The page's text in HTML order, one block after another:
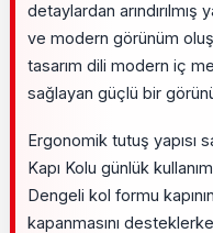
detaylardan arındırılmış
ve modern görünüm
tasarım dili modern iç
sağlayan güçlü bir
Ergonomik tutuş yapısı
Kapı Kolu günlük
Dengeli kol formu
kapanmasını